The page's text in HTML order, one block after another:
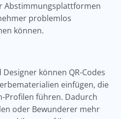
Abstimmungsplattformen
problemlos
können.
können QR-Codes
einfügen, die
Profilen führen. Dadurch
oder Bewunderer mehr